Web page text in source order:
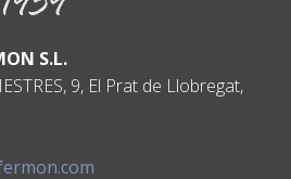
S.L.
9, El Prat de Llobregat,